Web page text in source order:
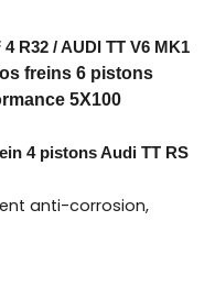
R32 / AUDI TT V6 MK1
freins 6 pistons
5X100
4 pistons Audi TT RS
anti-corrosion,